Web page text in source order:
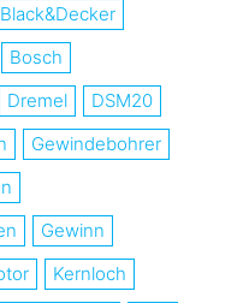
Black&Decker
Bosch
Dremel
DSM20
Gewindebohrer
Gewinn
Kernloch